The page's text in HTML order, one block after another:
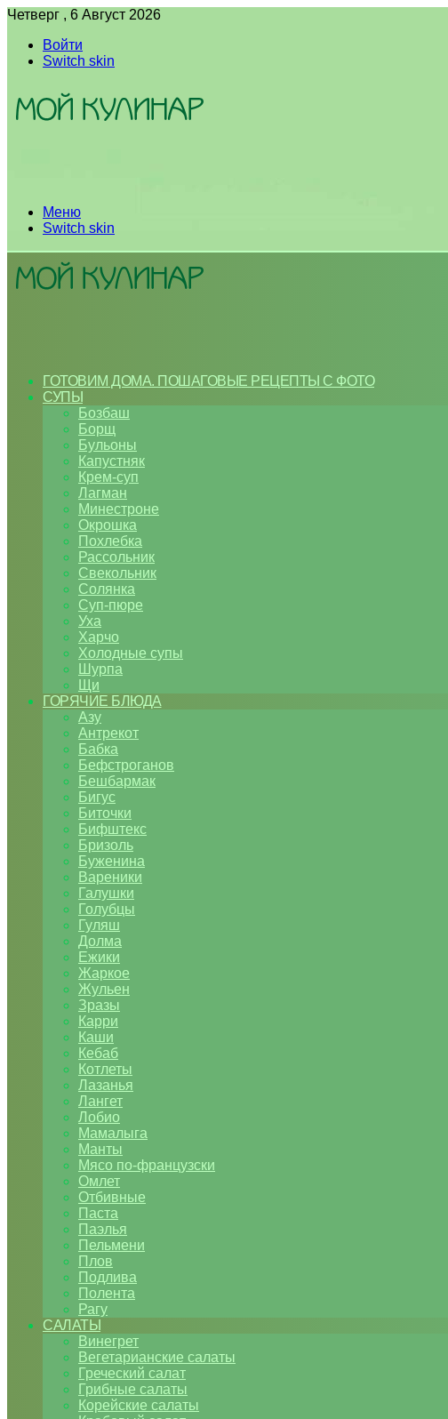
Четверг , 6 Август 2026
Войти
Switch skin
Меню
Switch skin
ГОТОВИМ ДОМА. ПОШАГОВЫЕ РЕЦЕПТЫ С ФОТО
СУПЫ
Бозбаш
Борщ
Бульоны
Капустняк
Крем-суп
Лагман
Минестроне
Окрошка
Похлебка
Рассольник
Свекольник
Солянка
Суп-пюре
Уха
Харчо
Холодные супы
Шурпа
Щи
ГОРЯЧИЕ БЛЮДА
Азу
Антрекот
Бабка
Бефстроганов
Бешбармак
Бигус
Биточки
Бифштекс
Бризоль
Буженина
Вареники
Галушки
Голубцы
Гуляш
Долма
Ежики
Жаркое
Жульен
Зразы
Карри
Каши
Кебаб
Котлеты
Лазанья
Лангет
Лобио
Мамалыга
Манты
Мясо по-французски
Омлет
Отбивные
Паста
Паэлья
Пельмени
Плов
Подлива
Полента
Рагу
САЛАТЫ
Винегрет
Вегетарианские салаты
Греческий салат
Грибные салаты
Корейские салаты